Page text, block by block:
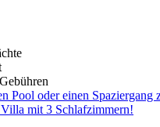
Pool oder einen Spaziergang
mit 3 Schlafzimmern!